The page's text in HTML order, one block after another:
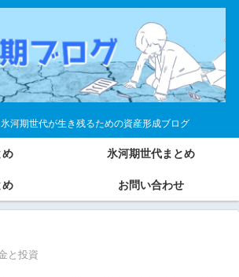
河期世代が生き残るための資産形成ブログ
め 氷河期世代まとめ
お問い合わせ
と投資